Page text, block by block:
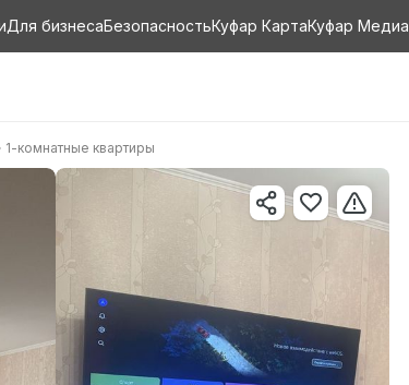
Для бизнесаБезопасностьКуфар КартаКуфар Медиа
1-комнатные квартиры